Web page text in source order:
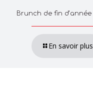
Brunch de fin d’année
En savoir plus